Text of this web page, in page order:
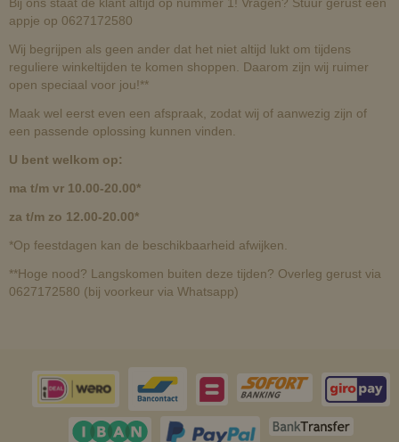
Bij ons staat de klant altijd op nummer 1! Vragen? Stuur gerust een
appje op 0627172580
Wij begrijpen als geen ander dat het niet altijd lukt om tijdens
reguliere winkeltijden te komen shoppen. Daarom zijn wij ruimer
open speciaal voor jou!**
Maak wel eerst even een afspraak, zodat wij of aanwezig zijn of
een passende oplossing kunnen vinden.
U bent welkom op:
ma t/m vr 10.00-20.00*
za t/m zo 12.00-20.00*
*Op feestdagen kan de beschikbaarheid afwijken.
**Hoge nood? Langskomen buiten deze tijden? Overleg gerust via
0627172580 (bij voorkeur via Whatsapp)